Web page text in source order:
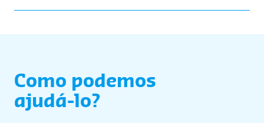
Como podemos
ajudá-lo?